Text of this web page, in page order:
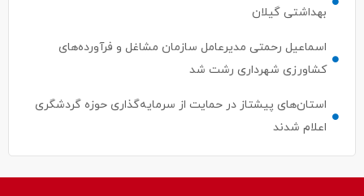
بهداشتی گیلان
اسماعیل رحمتی مدیرعامل سازمان مشاغل و فرآورده‌های
کشاورزی شهرداری رشت شد
استان‌های پیشتاز در حمایت از سرمایه‌گذاری حوزه گردشگری
اعلام شدند